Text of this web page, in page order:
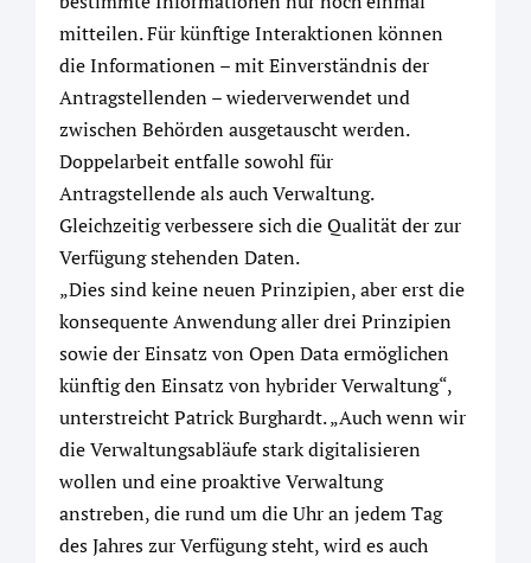
mitteilen. Für künftige Interaktionen können
die Informationen – mit Einverständnis der
Antragstellenden – wiederverwendet und
zwischen Behörden ausgetauscht werden.
Doppelarbeit entfalle sowohl für
Antragstellende als auch Verwaltung.
Gleichzeitig verbessere sich die Qualität der zur
Verfügung stehenden Daten.
„Dies sind keine neuen Prinzipien, aber erst die
konsequente Anwendung aller drei Prinzipien
sowie der Einsatz von Open Data ermöglichen
künftig den Einsatz von hybrider Verwaltung“,
unterstreicht Patrick Burghardt. „Auch wenn wir
die Verwaltungsabläufe stark digitalisieren
wollen und eine proaktive Verwaltung
anstreben, die rund um die Uhr an jedem Tag
des Jahres zur Verfügung steht, wird es auch